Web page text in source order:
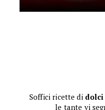
Soffici ricette di dolci
le tante vi